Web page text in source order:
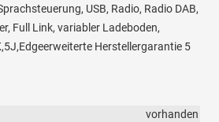
USB, Radio, Radio DAB,
Full Link, variabler Ladeboden,
Herstellergarantie 5
vorhanden